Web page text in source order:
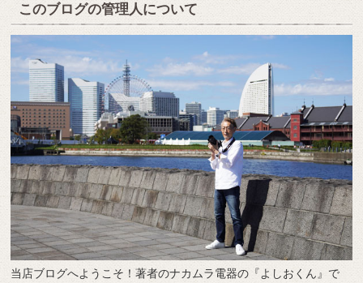
このブログの管理人について
当店ブログへようこそ！著者のナカムラ電器の『よしおくん』で